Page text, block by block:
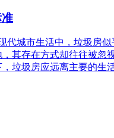
代城市生活中，垃圾房
其存在方式却往往被
垃圾房应远离主要的